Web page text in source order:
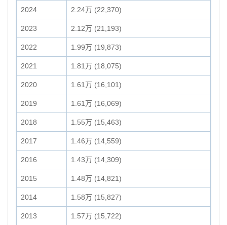
2024 2.24万 (22,370)
2023 2.12万 (21,193)
2022 1.99万 (19,873)
2021 1.81万 (18,075)
2020 1.61万 (16,101)
2019 1.61万 (16,069)
2018 1.55万 (15,463)
2017 1.46万 (14,559)
2016 1.43万 (14,309)
2015 1.48万 (14,821)
2014 1.58万 (15,827)
2013 1.57万 (15,722)